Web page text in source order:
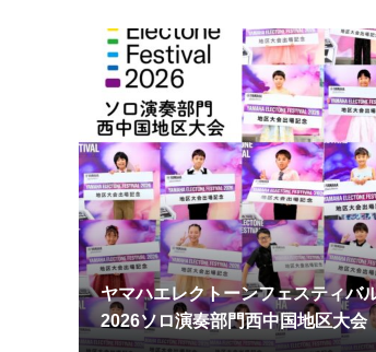
ヤマハエレクトーンフェスティバ
2026ソロ演奏部門西中国地区大会